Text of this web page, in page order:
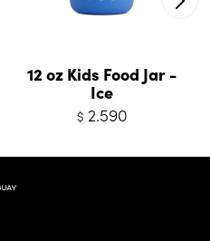
12 oz Kids Food Jar -
Ice
$ 2.590